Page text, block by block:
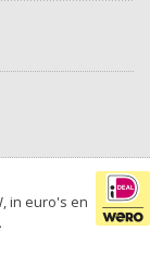
in euro's en